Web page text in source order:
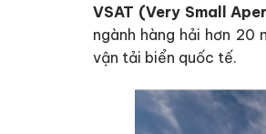
VSAT (Very Small
ngành hàng hải hơn
vận tải biển quốc tế.